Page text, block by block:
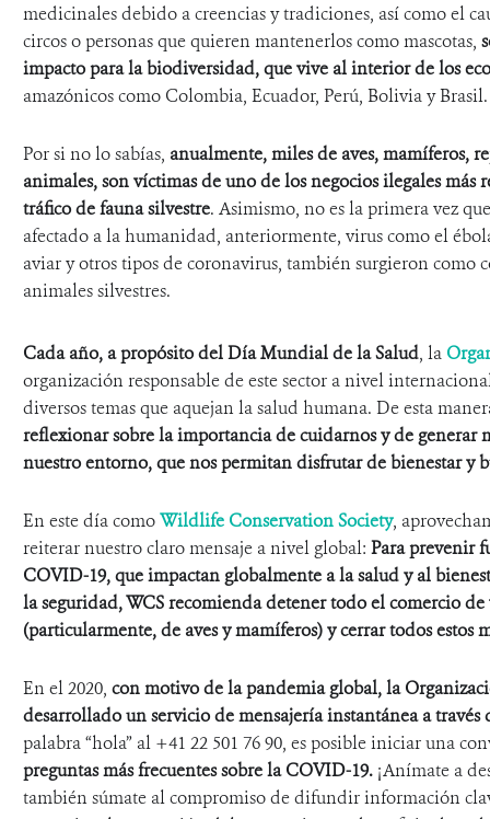
medicinales debido a creencias y tradiciones, así como el
circos o personas que quieren mantenerlos como mascotas,
impacto para la biodiversidad, que vive al interior de los
amazónicos como Colombia, Ecuador, Perú, Bolivia y Brasil.
Por si no lo sabías, anualmente, miles de aves, mamíferos,
animales, son víctimas de uno de los negocios ilegales
tráfico de fauna silvestre. Asimismo, no es la primera vez
afectado a la humanidad, anteriormente, virus como el
aviar y otros tipos de coronavirus, también surgieron como
animales silvestres.
Cada año, a propósito del Día Mundial de la Salud, la
organización responsable de este sector a nivel
diversos temas que aquejan la salud humana. De esta
reflexionar sobre la importancia de cuidarnos y de generar
nuestro entorno, que nos permitan disfrutar de bienestar y
En este día comoWildlife Conservation Society,
reiterar nuestro claro mensaje a nivel global: Para prevenir
COVID-19, que impactan globalmente a la salud y al
la seguridad, WCS recomienda detener todo el comercio
(particularmente, de aves y mamíferos) y cerrar todos estos
En el 2020, con motivo de la pandemia global, la
desarrollado un servicio de mensajería instantánea a través
palabra “hola” al +41 22 501 76 90, es posible iniciar una
preguntas más frecuentes sobre la COVID-19. ¡Anímate a
también súmate al compromiso de difundir información